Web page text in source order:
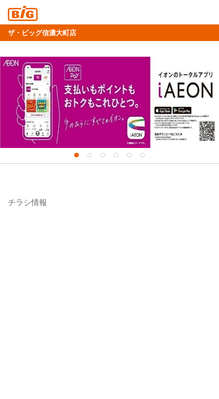
ザ・ビッグ信濃大町店
チラシ情報